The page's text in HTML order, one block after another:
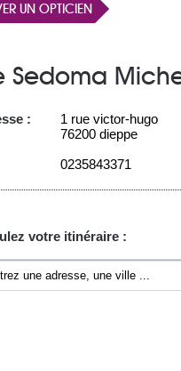
UN OPTICIEN
Sedoma
:
1 rue victor-hugo
76200 dieppe
0235843371
votre itinéraire :